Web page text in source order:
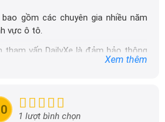
gồm các chuyên gia nhiều năm
vực ô tô.
tham vấn DailyXe là đảm bảo thông
tải trên dailyxe.com.vn, thường
dàng hơn.
Xem thêm
1 lượt bình chọn